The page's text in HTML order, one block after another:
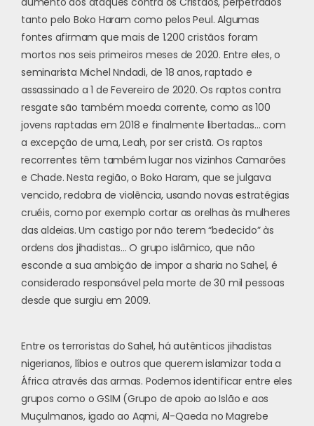
tanto pelo Boko Haram como pelos Peul. Algumas
fontes afirmam que mais de 1.200 cristãos foram
mortos nos seis primeiros meses de 2020. Entre eles, o
seminarista Michel Nndadi, de 18 anos, raptado e
assassinado a 1 de Fevereiro de 2020. Os raptos contra
resgate são também moeda corrente, como as 100
jovens raptadas em 2018 e finalmente libertadas… com
a excepção de uma, Leah, por ser cristã. Os raptos
recorrentes têm também lugar nos vizinhos Camarões
e Chade. Nesta região, o Boko Haram, que se julgava
vencido, redobra de violência, usando novas estratégias
cruéis, como por exemplo cortar as orelhas às mulheres
das aldeias. Um castigo por não terem “bedecido” às
ordens dos jihadistas… O grupo islâmico, que não
esconde a sua ambição de impor a sharia no Sahel, é
considerado responsável pela morte de 30 mil pessoas
desde que surgiu em 2009.
Entre os terroristas do Sahel, há autênticos jihadistas
nigerianos, líbios e outros que querem islamizar toda a
África através das armas. Podemos identificar entre eles
grupos como o GSIM (Grupo de apoio ao Islão e aos
Muçulmanos, igado ao Aqmi, Al-Qaeda no Magrebe